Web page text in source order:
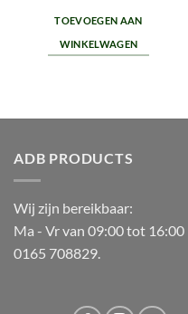
TOEVOEGEN AAN
WINKELWAGEN
ADB PRODUCTS
Wij zijn bereikbaar:
Ma - Vr van 09:00 tot 16:00
0165 708829.